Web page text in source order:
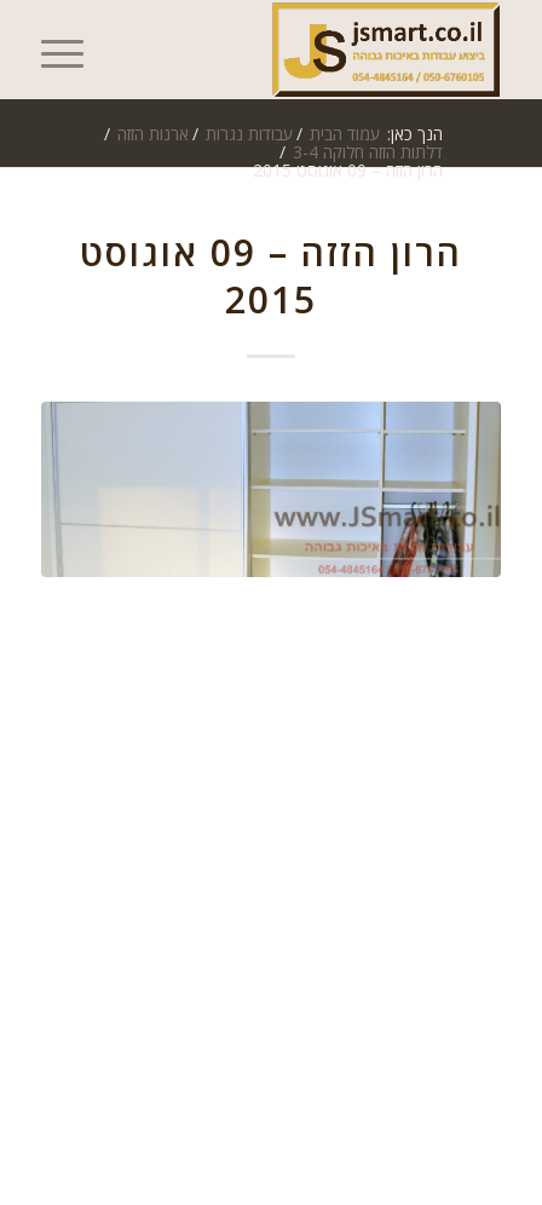
הנך כאן: עמוד הבית / עבודות נגרות / ארנות הזזה /
דלתות הזזה חלוקה 3-4 /
הרון הזזה – 09 אוגוסט 2015
הרון הזזה – 09 אוגוסט
2015